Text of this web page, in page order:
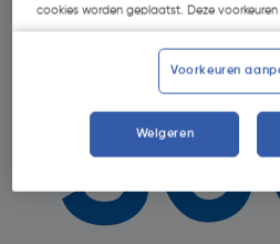
cookies worden geplaatst. Deze
Voorkeuren
Weigeren